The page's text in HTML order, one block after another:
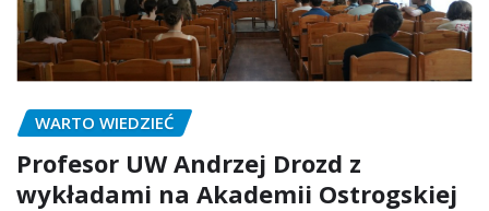
WARTO WIEDZIEĆ
Profesor UW Andrzej Drozd z
wykładami na Akademii Ostrogskiej